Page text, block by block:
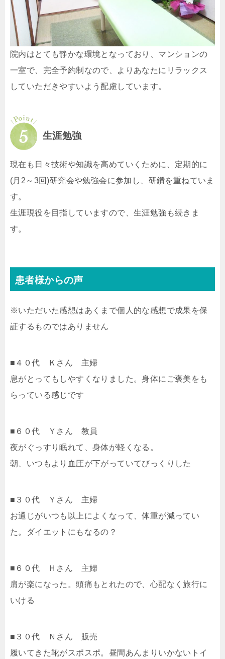
院内はとても静かな環境となっており、マンションの
一室で、完全予約制なので、よりあなたにリラックス
していただきやすいよう配慮しています。
生涯勉強
現在も日々技術や知識を高めていくために、定期的に
(月2～3回)研究会や勉強会に参加し、研鑽を重ねていま
す。
生涯現役を目指していますので、生涯勉強も続きま
す。
患者様からの声
※いただいた感想はあくまで個人的な感想で成果を保
証するものではありません
■４０代 Ｋさん 主婦
息がとってもしやすくなりました。身体にご褒美をも
らっている感じです
■６０代 Ｙさん 教員
夜がぐっすり眠れて、身体が軽くなる。
朝、いつもより血圧が下がっていてびっくりした
■３０代 Ｙさん 主婦
お通じがいつも以上によくなって、体重が減ってい
た。ダイエットにもなるの？
■６０代 Ｈさん 主婦
肩が楽になった。頭痛もとれたので、心配なく旅行に
いける
■３０代 Ｎさん 販売
履いてきた靴がスポスポ。昼間あんまりいかないトイ